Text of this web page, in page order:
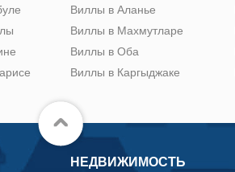
Виллы в Аланье
Виллы в Махмутларе
Виллы в Оба
Виллы в Каргыджаке
НЕДВИЖИМОСТЬ